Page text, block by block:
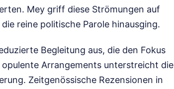
Mey griff diese Strömungen auf
reine politische Parole hinausging.
Begleitung aus, die den Fokus
Arrangements unterstreicht die
Zeitgenössische Rezensionen in